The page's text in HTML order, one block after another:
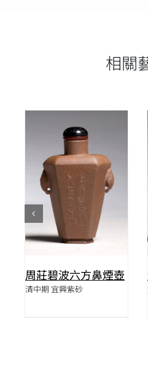
相關
詳情
周莊碧波六方鼻煙壺
清中期 宜興紫砂